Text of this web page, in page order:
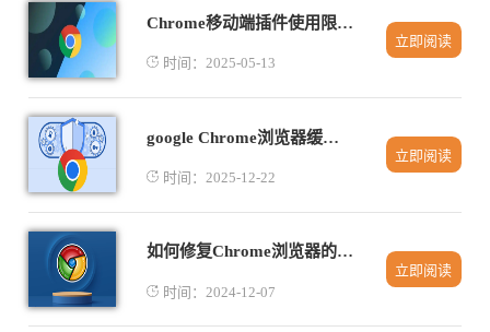
Chrome移动端插件使用限制深度分析
时间：2025-05-13
立即阅读
google Chrome浏览器缓存清理与性能提升完整操作
时间：2025-12-22
立即阅读
如何修复Chrome浏览器的扩展程序冲突问题
时间：2024-12-07
立即阅读